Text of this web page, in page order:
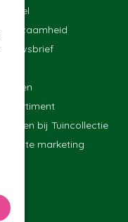
Winkel
Duurzaamheid
Nieuwsbrief
Merken
Assortiment
Werken bij Tuincollectie
Affiliate marketing